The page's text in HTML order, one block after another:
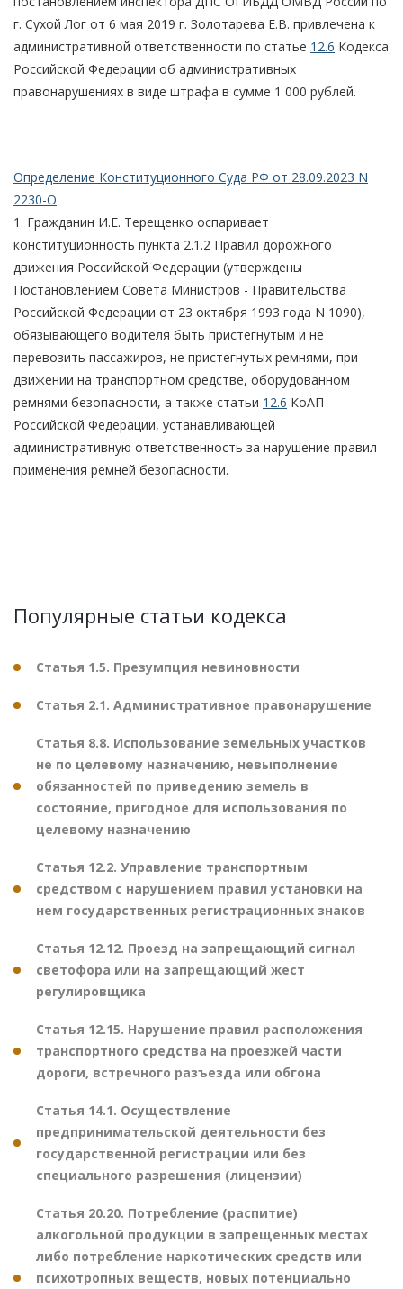
г. Сухой Лог от 6 мая 2019 г. Золотарева Е.В. привлечена к
административной ответственности по статье 12.6 Кодекса
Российской Федерации об административных
правонарушениях в виде штрафа в сумме 1 000 рублей.
Определение Конституционного Суда РФ от 28.09.2023 N
2230-О
1. Гражданин И.Е. Терещенко оспаривает
конституционность пункта 2.1.2 Правил дорожного
движения Российской Федерации (утверждены
Постановлением Совета Министров - Правительства
Российской Федерации от 23 октября 1993 года N 1090),
обязывающего водителя быть пристегнутым и не
перевозить пассажиров, не пристегнутых ремнями, при
движении на транспортном средстве, оборудованном
ремнями безопасности, а также статьи 12.6 КоАП
Российской Федерации, устанавливающей
административную ответственность за нарушение правил
применения ремней безопасности.
Популярные статьи кодекса
Статья 1.5. Презумпция невиновности
Статья 2.1. Административное правонарушение
Статья 8.8. Использование земельных участков
не по целевому назначению, невыполнение
обязанностей по приведению земель в
состояние, пригодное для использования по
целевому назначению
Статья 12.2. Управление транспортным
средством с нарушением правил установки на
нем государственных регистрационных знаков
Статья 12.12. Проезд на запрещающий сигнал
светофора или на запрещающий жест
регулировщика
Статья 12.15. Нарушение правил расположения
транспортного средства на проезжей части
дороги, встречного разъезда или обгона
Статья 14.1. Осуществление
предпринимательской деятельности без
государственной регистрации или без
специального разрешения (лицензии)
Статья 20.20. Потребление (распитие)
алкогольной продукции в запрещенных местах
либо потребление наркотических средств или
психотропных веществ, новых потенциально